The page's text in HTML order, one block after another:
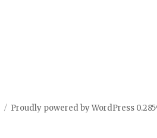
Proudly powered by WordPress